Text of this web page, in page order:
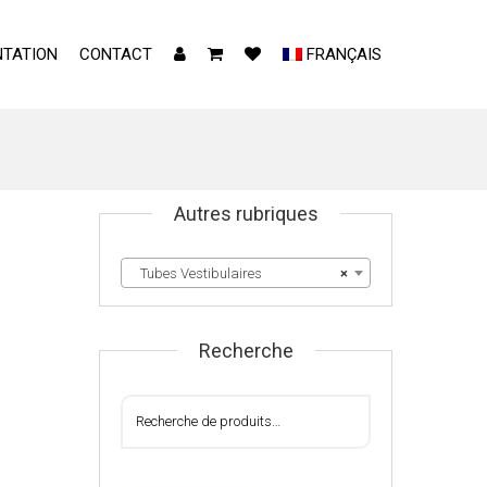
CONTACT FRANÇAIS
Autres rubriques
×
Tubes Vestibulaires
Recherche